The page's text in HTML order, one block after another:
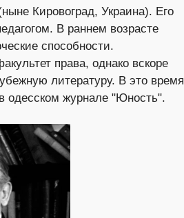
Кировоград, Украина). Его
В раннем возрасте
способности.
права, однако вскоре
литературу. В это время
одесском журнале "Юность".